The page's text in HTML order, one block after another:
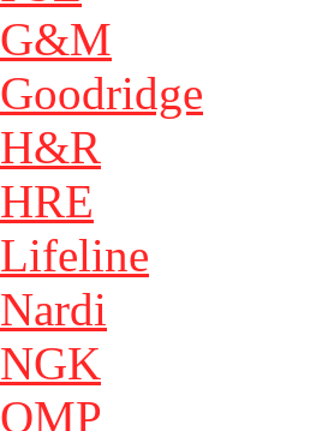
G&M
Goodridge
H&R
HRE
Lifeline
Nardi
NGK
OMP